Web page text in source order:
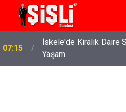
07:15
İskele'de Kiralık Daire
Yaşam